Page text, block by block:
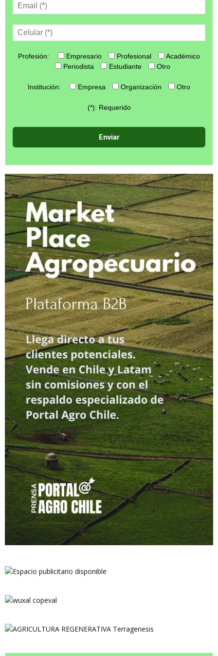
Profesión: Empresario Profesional
Académico
Periodista
Estudiante Otro
Institución: Empresa Organización Otro
(*): Requerido